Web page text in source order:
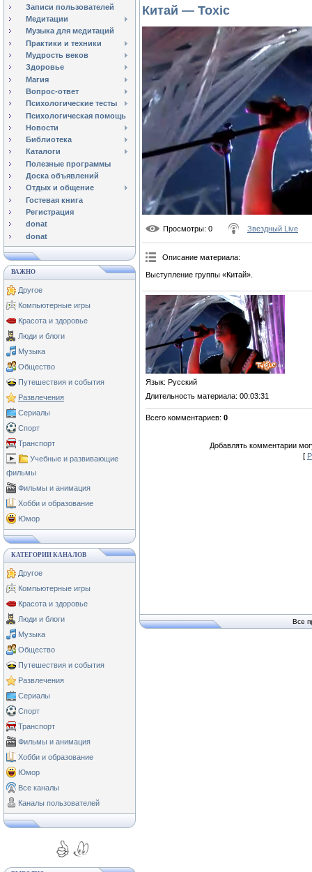
Записи пользователей
Медитации
Музыка для медитаций
Практики и техники
Мудрость веков
Здоровье
Магия
Вопрос-ответ
Психологические тесты
Психологическая помощь
Новости
Библиотека
Каталоги
Полезные программы
Доска объявлений
Отдых и общение
Гостевая книга
Регистрация
donat
donat
ВАЖНО
Другое
Компьютерные игры
Красота и здоровье
Люди и блоги
Музыка
Общество
Путешествия и события
Развлечения
Сериалы
Спорт
Транспорт
Учебные и развивающие
фильмы
Фильмы и анимация
Хобби и образование
Юмор
КАТЕГОРИИ КАНАЛОВ
Другое
Компьютерные игры
Красота и здоровье
Люди и блоги
Музыка
Общество
Путешествия и события
Развлечения
Сериалы
Спорт
Транспорт
Фильмы и анимация
Хобби и образование
Юмор
Все каналы
Каналы пользователей
Китай — Toxic
Просмотры: 0 Звездный Live
Описание материала:
Выступление группы «Китай».
Язык: Русский
Длительность материала: 00:03:31
Всего комментариев: 0
Добавлять комментарии
[
Все